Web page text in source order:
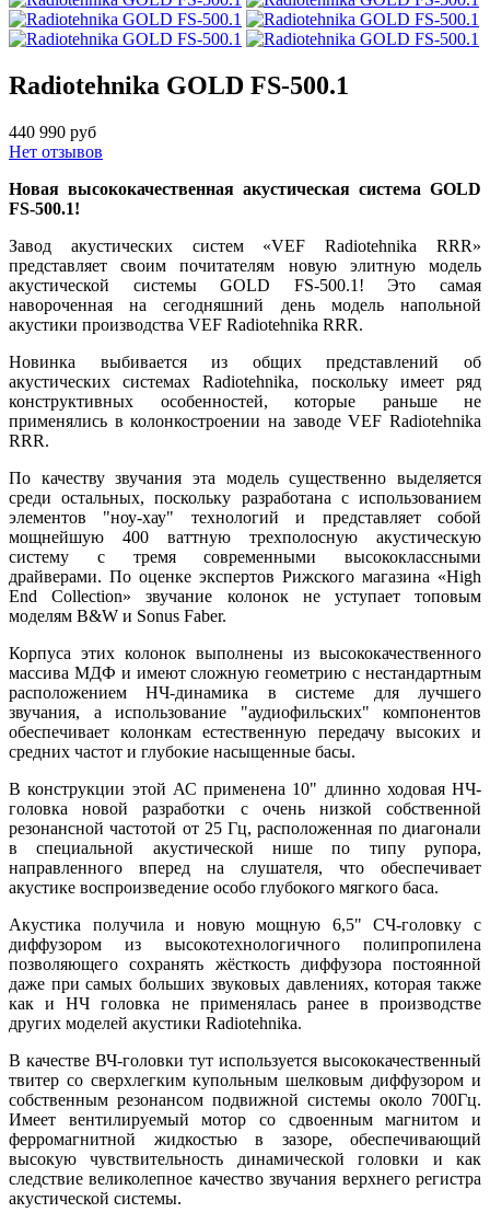
Radiotehnika GOLD FS-500.1
440 990 руб
Нет отзывов
Новая высококачественная акустическая система GOLD
FS-500.1!
Завод акустических систем «VEF Radiotehnika RRR»
представляет своим почитателям новую элитную модель
акустической системы GOLD FS-500.1! Это самая
навороченная на сегодняшний день модель напольной
акустики производства VEF Radiotehnika RRR.
Новинка выбивается из общих представлений об
акустических системах Radiotehnika, поскольку имеет ряд
конструктивных особенностей, которые раньше не
применялись в колонкостроении на заводе VEF Radiotehnika
RRR.
По качеству звучания эта модель существенно выделяется
среди остальных, поскольку разработана с использованием
элементов "ноу-хау" технологий и представляет собой
мощнейшую 400 ваттную трехполосную акустическую
систему с тремя современными высококлассными
драйверами. По оценке экспертов Рижского магазина «High
End Collection» звучание колонок не уступает топовым
моделям B&W и Sonus Faber.
Корпуса этих колонок выполнены из высококачественного
массива МДФ и имеют сложную геометрию с нестандартным
расположением НЧ-динамика в системе для лучшего
звучания, а использование "аудиофильских" компонентов
обеспечивает колонкам естественную передачу высоких и
средних частот и глубокие насыщенные басы.
В конструкции этой АС применена 10" длинно ходовая НЧ-
головка новой разработки с очень низкой собственной
резонансной частотой от 25 Гц, расположенная по диагонали
в специальной акустической нише по типу рупора,
направленного вперед на слушателя, что обеспечивает
акустике воспроизведение особо глубокого мягкого баса.
Акустика получила и новую мощную 6,5" СЧ-головку с
диффузором из высокотехнологичного полипропилена
позволяющего сохранять жёсткость диффузора постоянной
даже при самых больших звуковых давлениях, которая также
как и НЧ головка не применялась ранее в производстве
других моделей акустики Radiotehnika.
В качестве ВЧ-головки тут используется высококачественный
твитер со сверхлегким купольным шелковым диффузором и
собственным резонансом подвижной системы около 700Гц.
Имеет вентилируемый мотор со сдвоенным магнитом и
ферромагнитной жидкостью в зазоре, обеспечивающий
высокую чувствительность динамической головки и как
следствие великолепное качество звучания верхнего регистра
акустической системы.